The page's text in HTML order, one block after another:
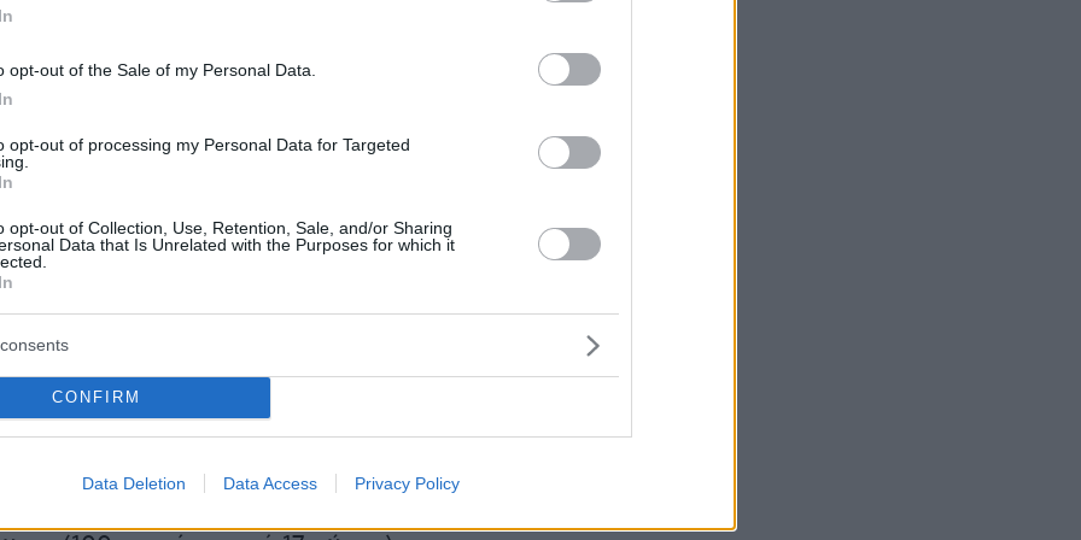
opt-out of the Sale of my Personal Data.
opt-out of processing my Personal Data for Targeted
opt-out of Collection, Use, Retention, Sale, and/or Sharing
Data that Is Unrelated with the Purposes for which it
CONFIRM
Data Deletion Data Access Privacy Policy
1910 διοργανώθηκε
της γενικής συνάντησής της
Σοσιαλιστικής Κοινότητας στη
εν μέρει από τους Αμερικανούς
η Γερμανίδα Σοσιαλίστρια Λουίζε Τσίτς
καθιέρωση μιας ετήσιας Διεθνούς Ημέρας
και υποστηρίχθηκε από τη συνάδελφο
και αργότερα κομμουνίστρια ηγέτιδα Κλάρα
από την Κέιτ Ντούκε χωρίς όμως
συγκεκριμένη ημερομηνία.